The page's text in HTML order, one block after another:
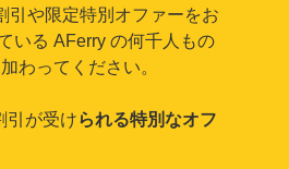
引や限定特別オファーをお
いる AFerry の何千人もの
わってください。
引が受けられる特別なオフ